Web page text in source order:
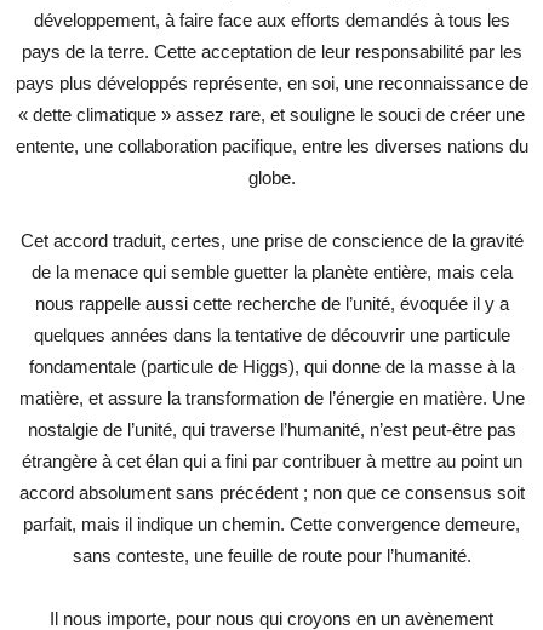
développement, à faire face aux efforts demandés à tous les
pays de la terre. Cette acceptation de leur responsabilité par les
pays plus développés représente, en soi, une reconnaissance de
« dette climatique » assez rare, et souligne le souci de créer une
entente, une collaboration pacifique, entre les diverses nations du
globe.
Cet accord traduit, certes, une prise de conscience de la gravité
de la menace qui semble guetter la planète entière, mais cela
nous rappelle aussi cette recherche de l’unité, évoquée il y a
quelques années dans la tentative de découvrir une particule
fondamentale (particule de Higgs), qui donne de la masse à la
matière, et assure la transformation de l’énergie en matière. Une
nostalgie de l’unité, qui traverse l’humanité, n’est peut-être pas
étrangère à cet élan qui a fini par contribuer à mettre au point un
accord absolument sans précédent ; non que ce consensus soit
parfait, mais il indique un chemin. Cette convergence demeure,
sans conteste, une feuille de route pour l’humanité.
Il nous importe, pour nous qui croyons en un avènement